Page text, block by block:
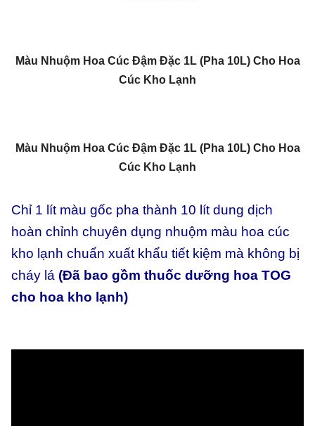
Màu Nhuộm Hoa Cúc Đậm Đặc 1L (Pha 10L) Cho Hoa
Cúc Kho Lạnh
Màu Nhuộm Hoa Cúc Đậm Đặc 1L (Pha 10L) Cho Hoa
Cúc Kho Lạnh
Chỉ 1 lít màu gốc pha thành 10 lít dung dịch
hoàn chỉnh chuyên dụng nhuộm màu hoa cúc
kho lạnh chuẩn xuất khẩu tiết kiệm mà không bị
cháy lá (Đã bao gồm thuốc dưỡng hoa TOG
cho hoa kho lạnh)